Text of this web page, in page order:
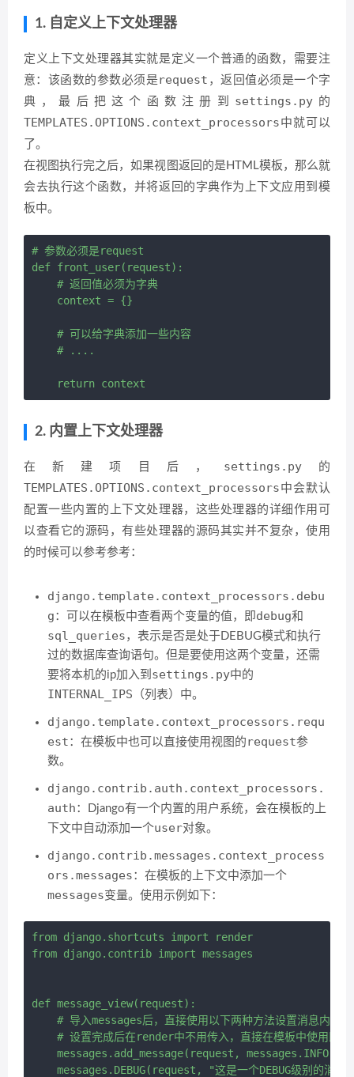
1. 自定义上下文处理器
定义上下文处理器其实就是定义一个普通的函数，需要注
意：该函数的参数必须是request ，返回值必须是一个字
典，最后把这个函数注册到 settings.py的
TEMPLATES.OPTIONS.context_processors 中就可以
了。
在视图执行完之后，如果视图返回的是HTML模板，那么就
会去执行这个函数，并将返回的字典作为上下文应用到模
板中。
# 参数必须是request
def front_user(request):
    # 返回值必须为字典
    context = {}
    # 可以给字典添加一些内容
    # ....
2. 内置上下文处理器
在新建项目后， settings.py的
TEMPLATES.OPTIONS.context_processors 中会默认
配置一些内置的上下文处理器，这些处理器的详细作用可
以查看它的源码，有些处理器的源码其实并不复杂，使用
的时候可以参考参考：
django.template.context_processors.debu
g ：可以在模板中查看两个变量的值，即debug和
sql_queries ，表示是否是处于DEBUG模式和执行
过的数据库查询语句。但是要使用这两个变量，还需
要将本机的ip加入到 settings.py中的
INTERNAL_IPS （列表）中。
django.template.context_processors.requ
est ：在模板中也可以直接使用视图的 request参
数。
django.contrib.auth.context_processors.
auth ：Django有一个内置的用户系统，会在模板的上
下文中自动添加一个user对象。
django.contrib.messages.context_process
ors.messages ：在模板的上下文中添加一个
messages变量。使用示例如下：
from django.shortcuts import render
from django.contrib import messages
def message_view(request):
# 导入messages后，直接使用以下两种方法设置消息内容
# 设置完成后在render中不用传入，直接在模板中使用
messages.add_message(request, messages.INFO, "
messages.DEBUG(request, "这是一个DEBUG级别的消息